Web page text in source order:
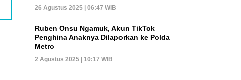
26 Agustus 2025 | 06:47 WIB
Ruben Onsu Ngamuk, Akun TikTok
Penghina Anaknya Dilaporkan ke Polda
Metro
2 Agustus 2025 | 10:17 WIB